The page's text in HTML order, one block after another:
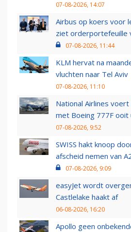
07-08-2026, 14:07
Airbus op koers voor
ziet orderportefeuille
07-08-2026, 11:44
KLM hervat na
vluchten naar Tel Aviv
07-08-2026, 11:10
National Airlines
met Boeing 777F ooit
07-08-2026, 9:52
SWISS hakt knoop
afscheid nemen van
07-08-2026, 9:09
easyJet wordt
Castlelake haakt af
06-08-2026, 16:20
Apollo geen